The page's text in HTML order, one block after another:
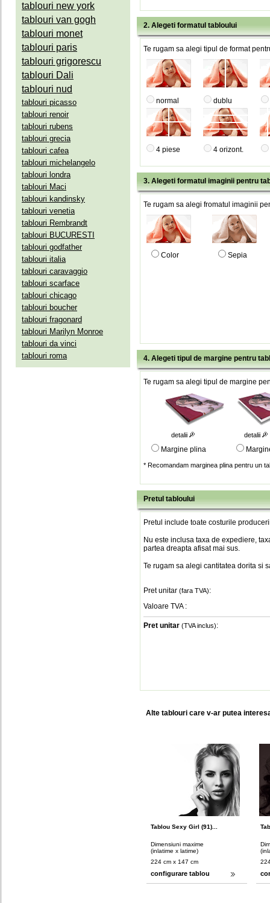
tablouri new york
tablouri van gogh
tablouri monet
tablouri paris
tablouri grigorescu
tablouri Dali
tablouri nud
tablouri picasso
tablouri renoir
tablouri rubens
tablouri grecia
tablouri cafea
tablouri michelangelo
tablouri londra
tablouri Maci
tablouri kandinsky
tablouri venetia
tablouri Rembrandt
tablouri BUCURESTI
tablouri godfather
tablouri italia
tablouri caravaggio
tablouri scarface
tablouri chicago
tablouri boucher
tablouri fragonard
tablouri Marilyn Monroe
tablouri da vinci
tablouri roma
2. Alegeti formatul tabloului
Te rugam sa alegi tipul de format
normal dublu
4 piese 4 orizont.
3. Alegeti formatul imaginii pentru
Te rugam sa alegi fromatul imaginii
Color Sepia
4. Alegeti tipul de margine pentru
Te rugam sa alegi tipul de margine
detalii detalii
Margine plina
* Recomandam marginea plina pentru un
Pretul tabloului
Pretul include toate costurile
Nu este inclusa taxa de expediere,
partea dreapta afisat mai sus.
Te rugam sa alegi cantitatea dorita si
Pret unitar (fara TVA):
Valoare TVA :
Pret unitar (TVA inclus):
Alte tablouri care v-ar putea
Tablou Sexy Girl (91)...
Dimensiuni maxime
(inlatime x latime)
224 cm x 147 cm
configurare tablou